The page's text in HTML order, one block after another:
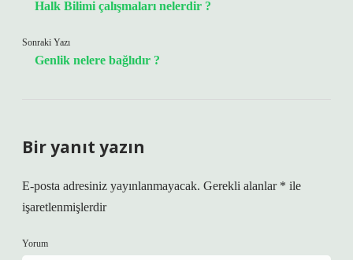
Halk Bilimi çalışmaları nelerdir ?
Sonraki Yazı
Genlik nelere bağlıdır ?
Bir yanıt yazın
E-posta adresiniz yayınlanmayacak. Gerekli alanlar * ile
işaretlenmişlerdir
Yorum